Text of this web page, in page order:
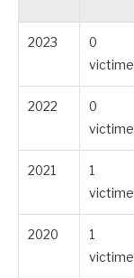
2023
0
2022
0
2021
1
victime
2020
1
victime